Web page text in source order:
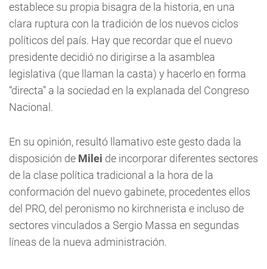
establece su propia bisagra de la historia, en una
clara ruptura con la tradición de los nuevos ciclos
políticos del país. Hay que recordar que el nuevo
presidente decidió no dirigirse a la asamblea
legislativa (que llaman la casta) y hacerlo en forma
“directa” a la sociedad en la explanada del Congreso
Nacional.
En su opinión, resultó llamativo este gesto dada la
disposición de Milei de incorporar diferentes sectores
de la clase política tradicional a la hora de la
conformación del nuevo gabinete, procedentes ellos
del PRO, del peronismo no kirchnerista e incluso de
sectores vinculados a Sergio Massa en segundas
líneas de la nueva administración.